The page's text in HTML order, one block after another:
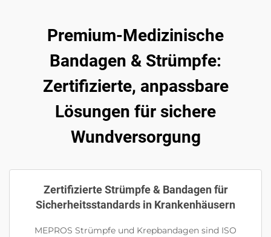
Premium-Medizinische
Bandagen & Strümpfe:
Zertifizierte, anpassbare
Lösungen für sichere
Wundversorgung
Zertifizierte Strümpfe & Bandagen für
Sicherheitsstandards in Krankenhäusern
MEPROS Strümpfe und Krepbandagen sind ISO